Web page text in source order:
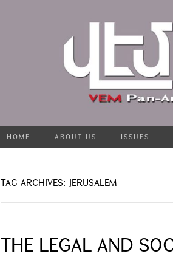
HOME ABOUT US ISSUES
TAG ARCHIVES: JERUSALEM
THE LEGAL AND